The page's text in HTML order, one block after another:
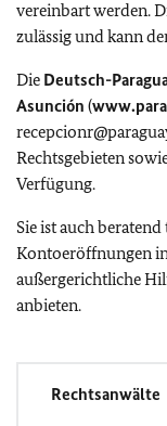
vereinbart werden.
zulässig und kann
Die Deutsch-
Asunción (
Rechtsgebieten
Verfügung.
Sie ist auch
Kontoeröffnungen
außergerichtliche
anbieten.
Rechtsanwälte